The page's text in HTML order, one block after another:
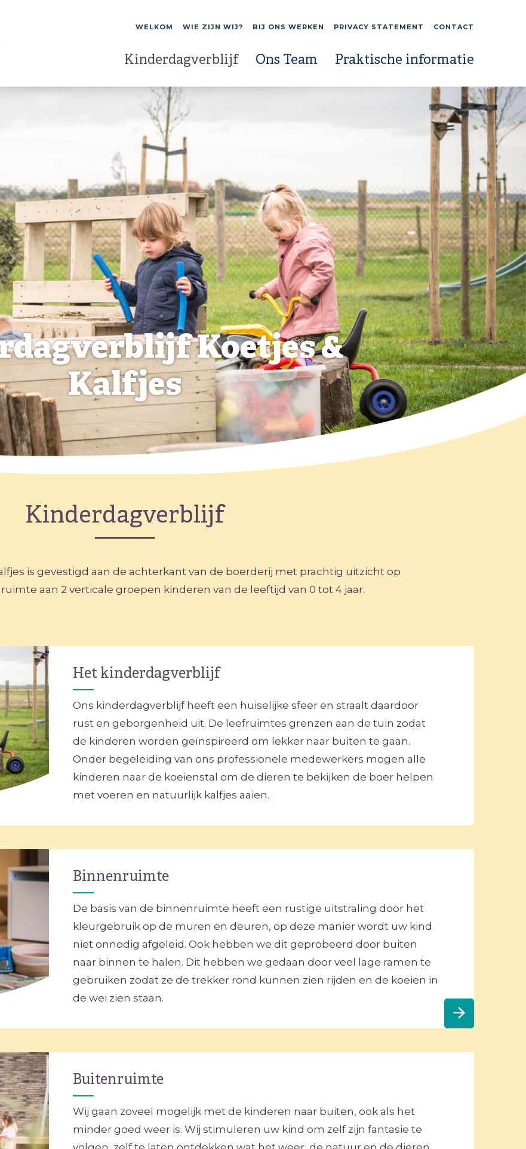
WELKOM WIE ZIJN WIJ? BIJ ONS WERKEN PRIVACY STATEMENT CONTACT
Kinderdagverblijf Ons Team Praktische informatie
Koetjes &
Kalfjes
Kinderdagverblijf
is gevestigd aan de achterkant van de boerderij met prachtig uitzicht op
aan 2 verticale groepen kinderen van de leeftijd van 0 tot 4 jaar.
Het kinderdagverblijf
Ons kinderdagverblijf heeft een huiselijke sfeer en straalt daardoor
rust en geborgenheid uit. De leefruimtes grenzen aan de tuin zodat
de kinderen worden geïnspireerd om lekker naar buiten te gaan.
Onder begeleiding van ons professionele medewerkers mogen alle
kinderen naar de koeienstal om de dieren te bekijken de boer helpen
met voeren en natuurlijk kalfjes aaien.
Binnenruimte
De basis van de binnenruimte heeft een rustige uitstraling door het
kleurgebruik op de muren en deuren, op deze manier wordt uw kind
niet onnodig afgeleid. Ook hebben we dit geprobeerd door buiten
naar binnen te halen. Dit hebben we gedaan door veel lage ramen te
gebruiken zodat ze de trekker rond kunnen zien rijden en de koeien in
de wei zien staan.
Buitenruimte
Wij gaan zoveel mogelijk met de kinderen naar buiten, ook als het
minder goed weer is. Wij stimuleren uw kind om zelf zijn fantasie te